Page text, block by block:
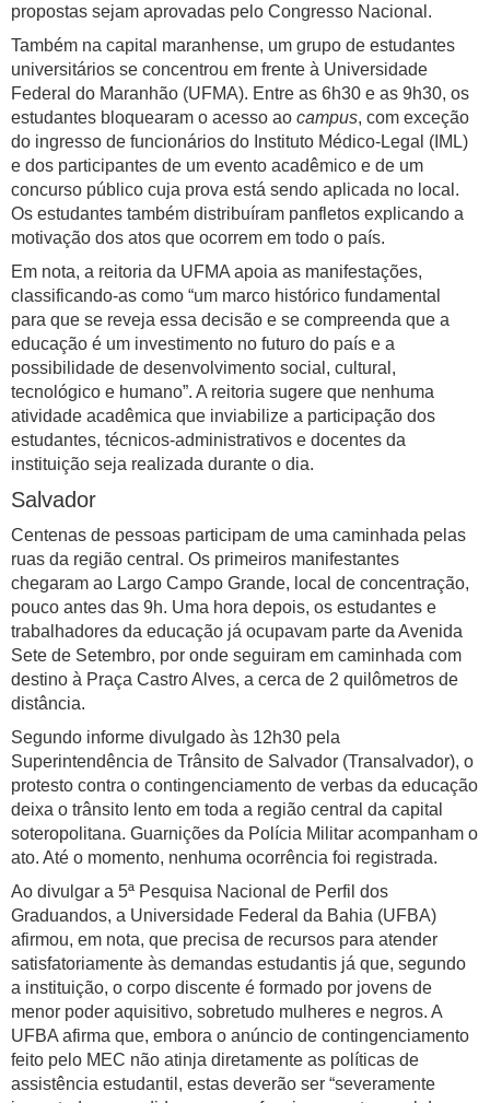
propostas sejam aprovadas pelo Congresso Nacional.
Também na capital maranhense, um grupo de estudantes
universitários se concentrou em frente à Universidade
Federal do Maranhão (UFMA). Entre as 6h30 e as 9h30, os
estudantes bloquearam o acesso ao campus, com exceção
do ingresso de funcionários do Instituto Médico-Legal (IML)
e dos participantes de um evento acadêmico e de um
concurso público cuja prova está sendo aplicada no local.
Os estudantes também distribuíram panfletos explicando a
motivação dos atos que ocorrem em todo o país.
Em nota, a reitoria da UFMA apoia as manifestações,
classificando-as como “um marco histórico fundamental
para que se reveja essa decisão e se compreenda que a
educação é um investimento no futuro do país e a
possibilidade de desenvolvimento social, cultural,
tecnológico e humano”. A reitoria sugere que nenhuma
atividade acadêmica que inviabilize a participação dos
estudantes, técnicos-administrativos e docentes da
instituição seja realizada durante o dia.
Salvador
Centenas de pessoas participam de uma caminhada pelas
ruas da região central. Os primeiros manifestantes
chegaram ao Largo Campo Grande, local de concentração,
pouco antes das 9h. Uma hora depois, os estudantes e
trabalhadores da educação já ocupavam parte da Avenida
Sete de Setembro, por onde seguiram em caminhada com
destino à Praça Castro Alves, a cerca de 2 quilômetros de
distância.
Segundo informe divulgado às 12h30 pela
Superintendência de Trânsito de Salvador (Transalvador), o
protesto contra o contingenciamento de verbas da educação
deixa o trânsito lento em toda a região central da capital
soteropolitana. Guarnições da Polícia Militar acompanham o
ato. Até o momento, nenhuma ocorrência foi registrada.
Ao divulgar a 5ª Pesquisa Nacional de Perfil dos
Graduandos, a Universidade Federal da Bahia (UFBA)
afirmou, em nota, que precisa de recursos para atender
satisfatoriamente às demandas estudantis já que, segundo
a instituição, o corpo discente é formado por jovens de
menor poder aquisitivo, sobretudo mulheres e negros. A
UFBA afirma que, embora o anúncio de contingenciamento
feito pelo MEC não atinja diretamente as políticas de
assistência estudantil, estas deverão ser “severamente